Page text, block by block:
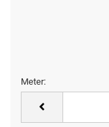
Meter: